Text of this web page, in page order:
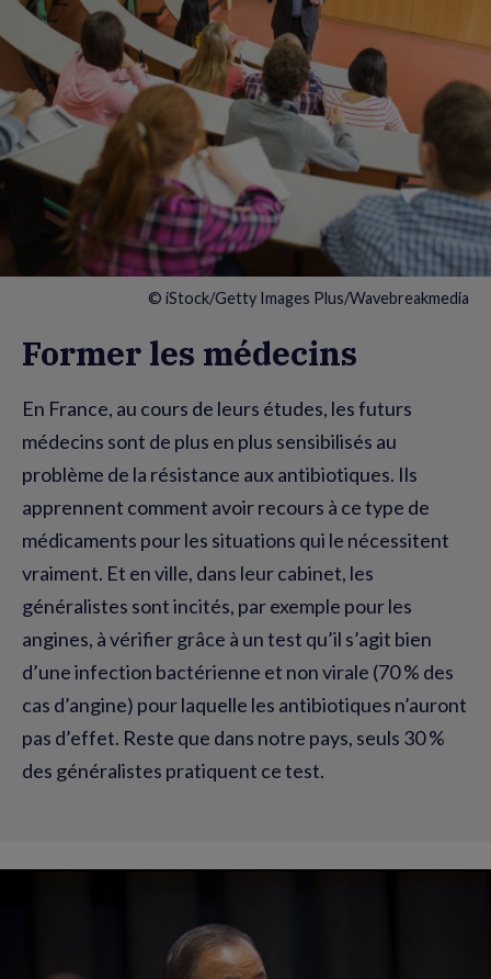
© iStock/Getty Images Plus/Wavebreakmedia
Former les médecins
En France, au cours de leurs études, les futurs
médecins sont de plus en plus sensibilisés au
problème de la résistance aux antibiotiques. Ils
apprennent comment avoir recours à ce type de
médicaments pour les situations qui le nécessitent
vraiment. Et en ville, dans leur cabinet, les
généralistes sont incités, par exemple pour les
angines, à vérifier grâce à un test qu’il s’agit bien
d’une infection bactérienne et non virale (70 % des
cas d’angine) pour laquelle les antibiotiques n’auront
pas d’effet. Reste que dans notre pays, seuls 30 %
des généralistes pratiquent ce test.